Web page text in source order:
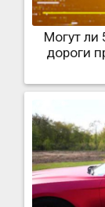
Могут ли
дороги